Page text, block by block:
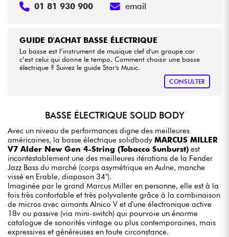
GUIDE D'ACHAT BASSE ÉLECTRIQUE
La basse est l’instrument de musique clef d'un groupe car
c’est celui qui donne le tempo. Comment choisir une basse
électrique ? Suivez le guide Star's Music.
CONSULTER
01 81 930 900 email
BASSE ÉLECTRIQUE SOLID BODY
Avec un niveau de performances digne des meilleures
américaines, la basse électrique solidbody MARCUS MILLER
V7 Alder New Gen 4-String (Tobacco Sunburst) est
incontestablement une des meilleures itérations de la Fender
Jazz Bass du marché (corps asymétrique en Aulne, manche
vissé en Erable, diapason 34").
Imaginée par le grand Marcus Miller en personne, elle est à la
fois très confortable et très polyvalente grâce à la combinaison
de micros avec aimants Alnico V et d'une électronique active
18v ou passive (via mini-switch) qui pourvoie un énorme
catalogue de sonorités vintage ou plus contemporaines, mais
expressives et généreuses en toute circonstance.